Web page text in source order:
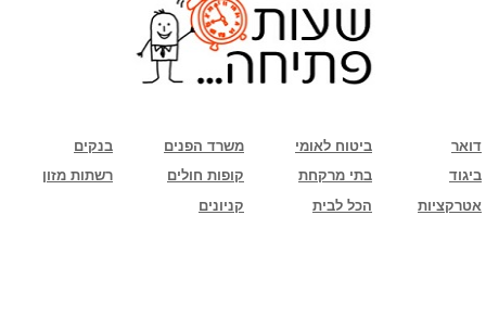
בנקים משרד הפנים ביטוח לאומי
דואר
רשתות מזון
קופות חולים בתי מרקחת
ביגוד
קניונים
הכל לבית אטרקציות